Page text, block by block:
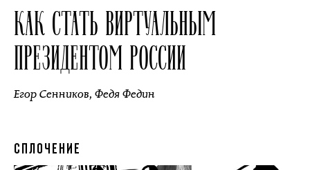
КАК СТАТЬ ВИРТУАЛЬНЫМ
ПРЕЗИДЕНТОМ РОССИИ
Егор Сенников, Федя Федин
СПЛОЧЕНИЕ